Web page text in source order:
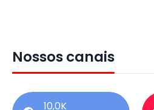
Nossos canais
10,0K